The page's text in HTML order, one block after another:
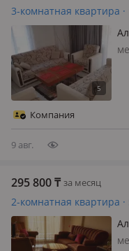
3-комнатная квартира ·
Компания
9 авг.
295 800₸ за месяц
2-комнатная квартира ·